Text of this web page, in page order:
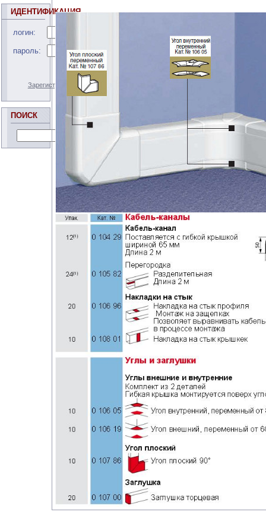
ИДЕНТИФИКАЦИЯ
логин:
пароль:
Зарегистрироваться Забыли пароль?
ПОИСК